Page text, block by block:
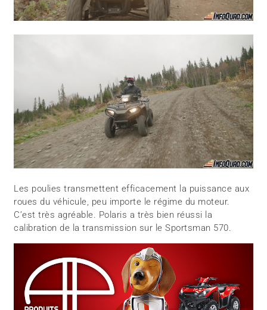
Les poulies transmettent efficacement la puissance aux
roues du véhicule, peu importe le régime du moteur.
C’est très agréable. Polaris a très bien réussi la
calibration de la transmission sur le Sportsman 570.